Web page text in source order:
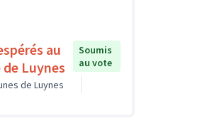
au
Luynes
Soumis
au vote
de Luynes